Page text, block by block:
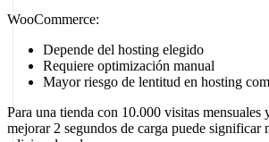
WooCommerce:
Depende del hosting elegido
Requiere optimización manual
Mayor riesgo de lentitud en hosting
Para una tienda con 10.000 visitas mensuales
mejorar 2 segundos de carga puede significar